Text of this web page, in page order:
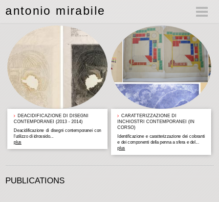
antonio mirabile
DEACIDIFICAZIONE DI DISEGNI
CONTEMPORANEI (2013 - 2014)
Deacidificazione di disegni contemporanei con
l'utilizzo di idrossido...
plus
CARATTERIZZAZIONE DI
INCHIOSTRI CONTEMPORANEI (IN
CORSO)
Identificazione e caratterizzazione dei coloranti
e dei componenti della penna a sfera e del...
plus
PUBLICATIONS